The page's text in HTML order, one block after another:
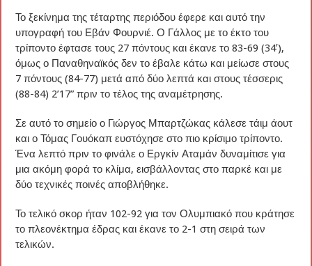
Το ξεκίνημα της τέταρτης περιόδου έφερε και αυτό την
υπογραφή του Εβάν Φουρνιέ. Ο Γάλλος με το έκτο του
τρίποντο έφτασε τους 27 πόντους και έκανε το 83-69 (34′),
όμως ο Παναθηναϊκός δεν το έβαλε κάτω και μείωσε στους
7 πόντους (84-77) μετά από δύο λεπτά και στους τέσσερις
(88-84) 2’17” πριν το τέλος της αναμέτρησης.
Σε αυτό το σημείο ο Γιώργος Μπαρτζώκας κάλεσε τάιμ άουτ
και ο Τόμας Γουόκαπ ευστόχησε στο πιο κρίσιμο τρίποντο.
Ένα λεπτό πριν το φινάλε ο Εργκίν Αταμάν δυναμίτισε για
μια ακόμη φορά το κλίμα, εισβάλλοντας στο παρκέ και με
δύο τεχνικές ποινές αποβλήθηκε.
Το τελικό σκορ ήταν 102-92 για τον Ολυμπιακό που κράτησε
το πλεονέκτημα έδρας και έκανε το 2-1 στη σειρά των
τελικών.